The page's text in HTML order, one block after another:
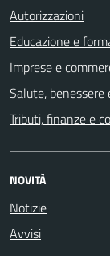
Autorizzazioni
Educazione e
Imprese e
Salute, benessere
Tributi, finanze e
NOVITÀ
Notizie
Avvisi